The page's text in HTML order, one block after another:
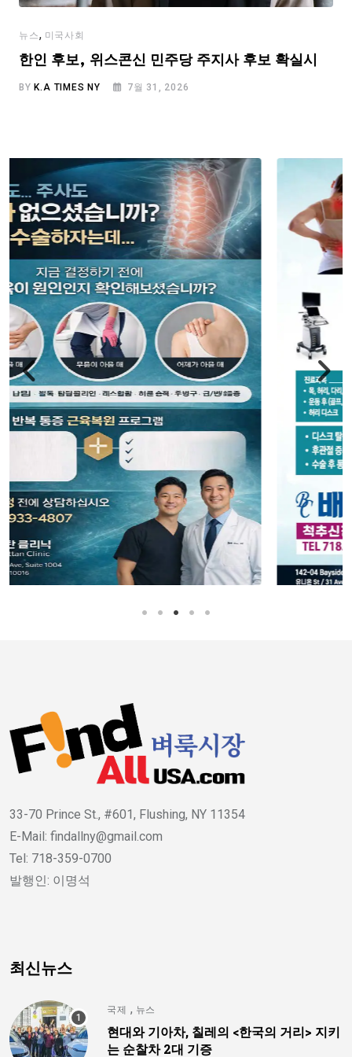
뉴스, 미국사회
한인 후보, 위스콘신 민주당 주지사 후보 확실시
BY K.A TIMES NY 7월 31, 2026
33-70 Prince St., #601, Flushing, NY 11354
E-Mail: findallny@gmail.com
Tel: 718-359-0700
발행인: 이명석
최신뉴스
국제 , 뉴스
현대와 기아차, 칠레의 <한국의 거리> 지키
는 순찰차 2대 기증